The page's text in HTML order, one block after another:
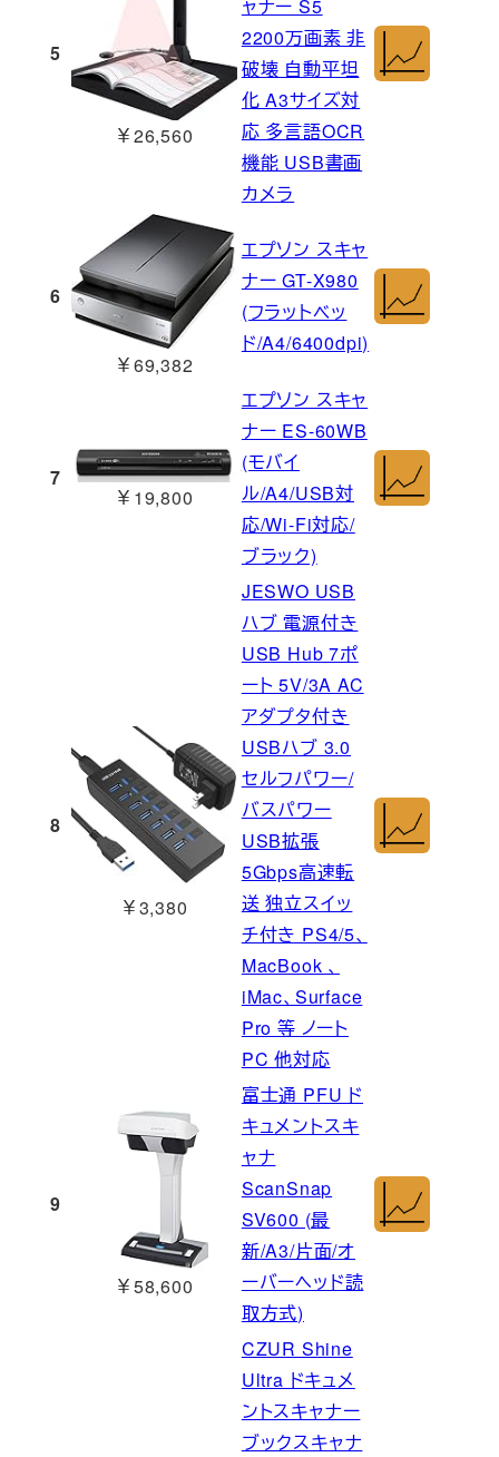
5
￥26,560
ャナー S5
2200万画素 非
破壊 自動平坦
化 A3サイズ対
応 多言語OCR
機能 USB書画
カメラ
6
￥69,382
エプソン スキャ
ナー GT-X980
(フラットベッ
ド/A4/6400dpi)
7
￥19,800
エプソン スキャ
ナー ES-60WB
(モバイ
ル/A4/USB対
応/Wi-Fi対応/
ブラック)
8
￥3,380
JESWO USB
ハブ 電源付き
USB Hub 7ポ
ート 5V/3A AC
アダプタ付き
USBハブ 3.0
セルフパワー/
バスパワー
USB拡張
5Gbps高速転
送 独立スイッ
チ付き PS4/5、
MacBook 、
iMac、Surface
Pro 等 ノート
PC 他対応
9
￥58,600
富士通 PFU ド
キュメントスキ
ャナ
ScanSnap
SV600 (最
新/A3/片面/オ
ーバーヘッド読
取方式)
CZUR Shine
Ultra ドキュメ
ントスキャナー
ブックスキャナ